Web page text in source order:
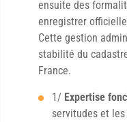
ensuite des
enregistrer
Cette gestion
stabilité du
France.
1/ Expertise
servitudes et